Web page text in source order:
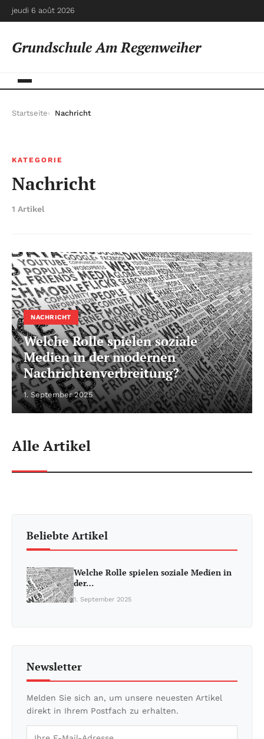
jeudi 6 août 2026
Grundschule Am Regenweiher
Startseite Nachricht
KATEGORIE
Nachricht
1 Artikel
NACHRICHT
Welche Rolle spielen soziale
Medien in der modernen
Nachrichtenverbreitung?
1. September 2025
Alle Artikel
Beliebte Artikel
Welche Rolle spielen soziale Medien in
der…
1. September 2025
Newsletter
Melden Sie sich an, um unsere neuesten Artikel
direkt in Ihrem Postfach zu erhalten.